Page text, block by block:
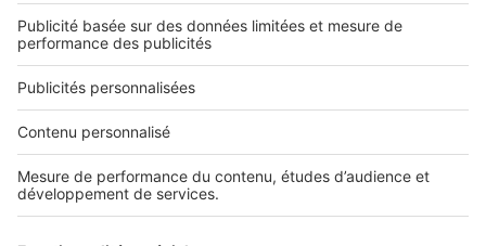
Découvrez nos applications
Services pro